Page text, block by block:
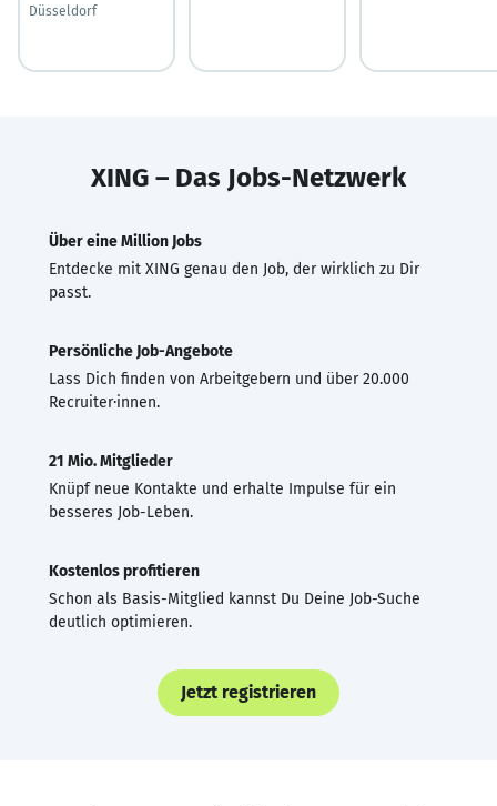
Düsseldorf
XING – Das Jobs-Netzwerk
Über eine Million Jobs
Entdecke mit XING genau den Job, der wirklich zu Dir
passt.
Persönliche Job-Angebote
Lass Dich finden von Arbeitgebern und über 20.000
Recruiter·innen.
21 Mio. Mitglieder
Knüpf neue Kontakte und erhalte Impulse für ein
besseres Job-Leben.
Kostenlos profitieren
Schon als Basis-Mitglied kannst Du Deine Job-Suche
deutlich optimieren.
Jetzt registrieren